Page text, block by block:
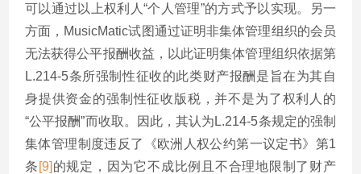
可以通过以上权利人“个人管理”的方式予以实现。另一
方面，MusicMatic试图通过证明非集体管理组织的会员
无法获得公平报酬收益，以此证明集体管理组织依据第
L.214-5条所强制性征收的此类财产报酬是旨在为其自
身提供资金的强制性征收版税，并不是为了权利人的
“公平报酬”而收取。因此，其认为L.214-5条规定的强制
集体管理制度违反了《欧洲人权公约第一议定书》第1
条 [9] 的规定，因为它不成比例且不合理地限制了财产